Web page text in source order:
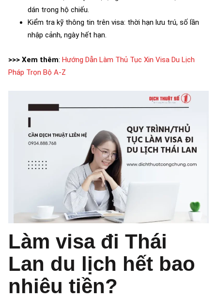
dán trong hộ chiếu.
Kiểm tra kỹ thông tin trên visa: thời hạn lưu trú, số lần
nhập cảnh, ngày hết hạn.
>>> Xem thêm: Hướng Dẫn Làm Thủ Tục Xin Visa Du Lịch
Pháp Trọn Bộ A-Z
Làm visa đi Thái
Lan du lịch hết bao
nhiêu tiền?